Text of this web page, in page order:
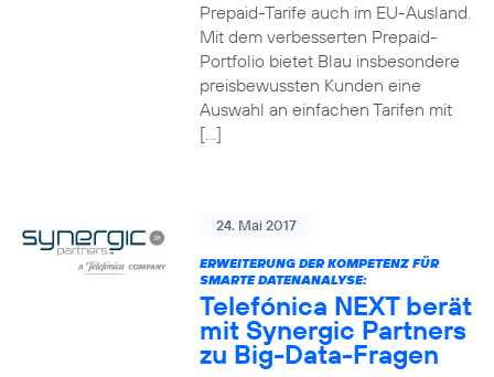
Prepaid-Tarife auch im EU-Ausland.
Mit dem verbesserten Prepaid-
Portfolio bietet Blau insbesondere
preisbewussten Kunden eine
Auswahl an einfachen Tarifen mit
[…]
24. Mai 2017
ERWEITERUNG DER KOMPETENZ FÜR
SMARTE DATENANALYSE:
Telefónica NEXT berät
mit Synergic Partners
zu Big-Data-Fragen